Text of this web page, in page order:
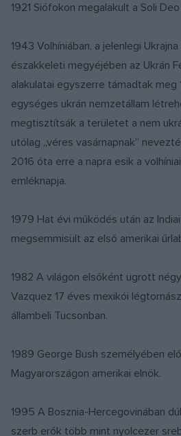
1921 Siófokon megalakult a Soli
1943 Volhíniában, a jelenlegi
északkeleti megyéjében az Ukrán
alakulatai egyszerre támadtak meg
egységes ukrán nemzetállam
megtisztítsák a területet a nem
utólag „véres vasárnapnak”
2016 óta erre a napra esik a
emléknapja.
1979 Hat évi működés után az
megsemmisült az első amerikai
1982 A világon elsőként ugrott
Vazquez 17 éves mexikói
állambeli Tucsonban.
1989 George Bush személyében
Magyarországon amerikai elnök.
1995 A Bosznia-Hercegovinában
szerb erők több mint nyolcezer